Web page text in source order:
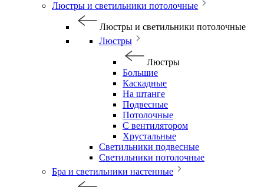
Люстры и светильники потолочные
Люстры и светильники потолочные
Люстры
Люстры
Большие
Каскадные
На штанге
Подвесные
Потолочные
С вентилятором
Хрустальные
Светильники подвесные
Светильники потолочные
Бра и светильники настенные